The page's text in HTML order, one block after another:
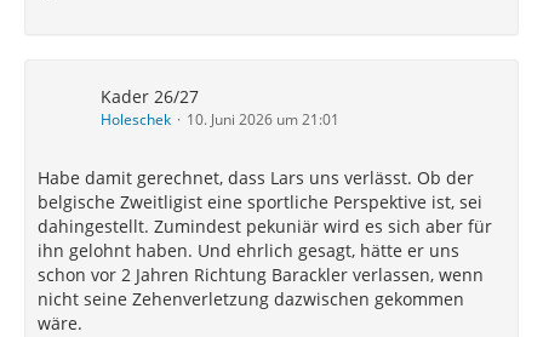
Kader 26/27
Holeschek 10. Juni 2026 um 21:01
Habe damit gerechnet, dass Lars uns verlässt. Ob der
belgische Zweitligist eine sportliche Perspektive ist, sei
dahingestellt. Zumindest pekuniär wird es sich aber für
ihn gelohnt haben. Und ehrlich gesagt, hätte er uns
schon vor 2 Jahren Richtung Barackler verlassen, wenn
nicht seine Zehenverletzung dazwischen gekommen
wäre.